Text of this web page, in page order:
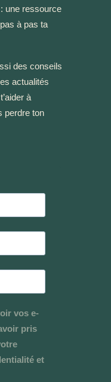
: une ressource
à pas ta
des conseils
actualités
à
perdre ton
vos e-
pris
et